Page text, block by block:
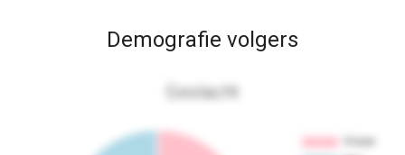
Demografie volgers
Geslacht